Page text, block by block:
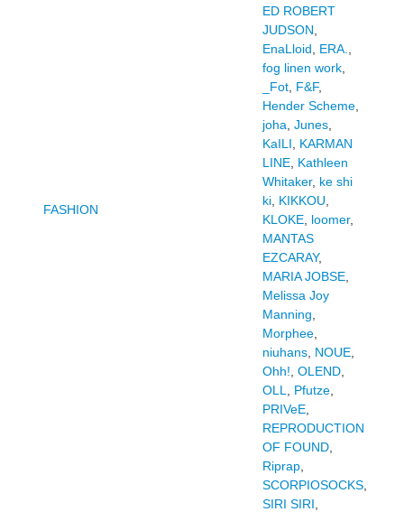
FASHION
ED ROBERT
JUDSON
EnaLloid
ERA.
fog linen work,
_Fot, F&F,
Hender Scheme,
joha Junes,
KaILI
KARMAN
LINE, Kathleen
Whitaker, ke shi
ki, KIKKOU
KLOKE, loomer,
MANTAS
EZCARAY,
MARIA JOBSE,
Melissa Joy
Manning
Morphee,
niuhans, NOUE,
Ohh! OLEND,
OLL
Pfutze,
PRIVeE,
REPRODUCTION
OF FOUND,
Riprap,
SCORPIOSOCKS,
SIRI SIRI